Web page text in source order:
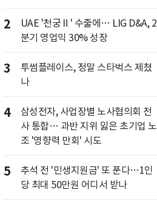
2
UAE '천궁Ⅱ' 수출에… LIG D&A, 2
분기 영업익 30% 성장
3
투썸플레이스, 정말 스타벅스 제쳤
나
4
삼성전자, 사업장별 노사협의회 전
사 통합… 과반 지위 잃은 초기업 노
조 '영향력 만회' 시도
5
추석 전 '민생지원금' 또 푼다…1인
당 최대 50만원 어디서 받나